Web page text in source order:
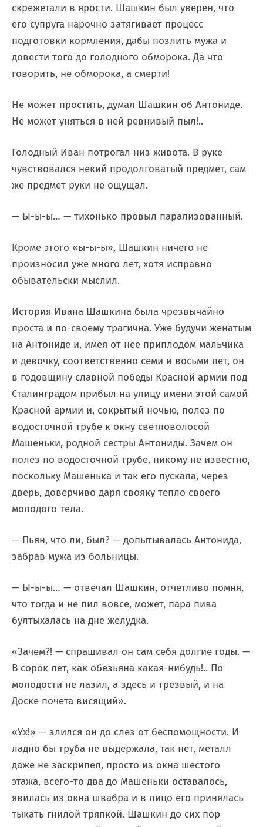
скрежетали в ярости. Шашкин был уверен, что
его супруга нарочно затягивает процесс
подготовки кормления, дабы позлить мужа и
довести того до голодного обморока. Да что
говорить, не обморока, а смерти!
Не может простить, думал Шашкин об Антониде.
Не может уняться в ней ревнивый пыл!..
Голодный Иван потрогал низ живота. В руке
чувствовался некий продолговатый предмет, сам
же предмет руки не ощущал.
— Ы-ы-ы… — тихонько провыл парализованный.
Кроме этого «ы-ы-ы», Шашкин ничего не
произносил уже много лет, хотя исправно
обывательски мыслил.
История Ивана Шашкина была чрезвычайно
проста и по-своему трагична. Уже будучи женатым
на Антониде и, имея от нее приплодом мальчика
и девочку, соответственно семи и восьми лет, он
в годовщину славной победы Красной армии под
Сталинградом прибыл на улицу имени этой самой
Красной армии и, сокрытый ночью, полез по
водосточной трубе к окну светловолосой
Машеньки, родной сестры Антониды. Зачем он
полез по водосточной трубе, никому не известно,
поскольку Машенька и так его пускала, через
дверь, доверчиво даря свояку тепло своего
молодого тела.
— Пьян, что ли, был? — допытывалась Антонида,
забрав мужа из больницы.
— Ы-ы-ы… — отвечал Шашкин, отчетливо помня,
что тогда и не пил вовсе, может, пара пива
бултыхалась на дне желудка.
«Зачем?! — спрашивал он сам себя долгие годы. —
В сорок лет, как обезьяна какая-нибудь!.. По
молодости не лазил, а здесь и трезвый, и на
Доске почета висящий».
«Ух!» — злился он до слез от беспомощности. И
ладно бы труба не выдержала, так нет, металл
даже не заскрипел, просто из окна шестого
этажа, всего-то два до Машеньки оставалось,
явилась из окна швабра и в лицо его принялась
тыкать гнилой тряпкой. Шашкин до сих пор